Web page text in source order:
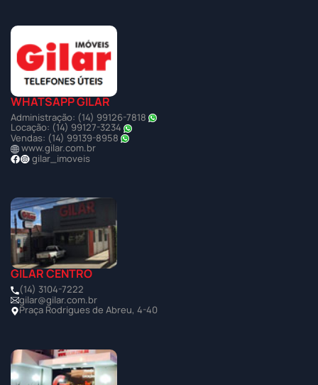
WHATSAPP GILAR
Administração: (14) 99126-7818
Locação: (14) 99127-3234
Vendas: (14) 99139-8958
www.gilar.com.br
gilar_imoveis
GILAR CENTRO
(14) 3104-7222
gilar@gilar.com.br
Praça Rodrigues de Abreu, 4-40